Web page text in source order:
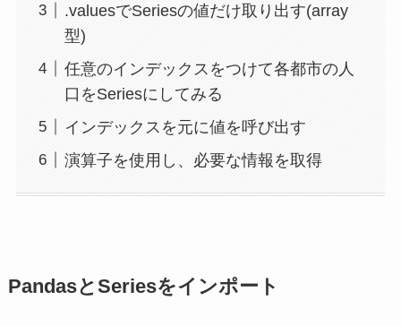
.valuesでSeriesの値だけ取り出す(array
型)
任意のインデックスをつけて各都市の人
口をSeriesにしてみる
インデックスを元に値を呼び出す
演算子を使用し、必要な情報を取得
PandasとSeriesをインポート